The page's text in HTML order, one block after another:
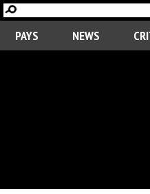
PAYS NEWS